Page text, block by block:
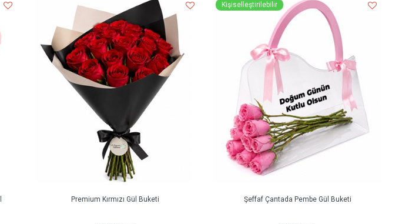
Premium Kırmızı Gül Buketi
Kişiselleştirilebilir
Şeffaf Çantada Pembe Gül Buketi